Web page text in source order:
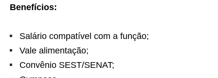
Benefícios:
Salário compatível com a função;
Vale alimentação;
Convênio SEST/SENAT;